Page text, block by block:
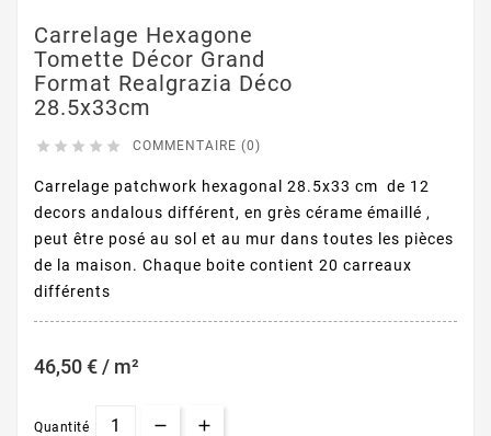
Carrelage Hexagone
Tomette Décor Grand
Format Realgrazia Déco
28.5x33cm
     COMMENTAIRE (0)
Carrelage patchwork hexagonal 28.5x33 cm de 12
decors andalous différent, en grès cérame émaillé ,
peut être posé au sol et au mur dans toutes les pièces
de la maison. Chaque boite contient 20 carreaux
différents
46,50 € / m²
Quantité